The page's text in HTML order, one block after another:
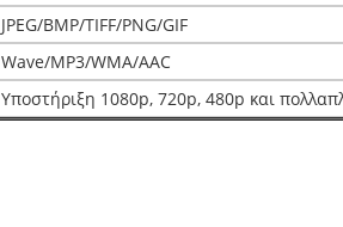
JPEG/BMP/TIFF/PNG/GIF
Wave/MP3/WMA/AAC
Υποστήριξη 1080p, 720p, 480p και